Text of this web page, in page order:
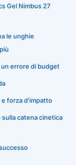
Gel Nimbus 27
le unghie
errore di budget
forza d'impatto
catena cinetica